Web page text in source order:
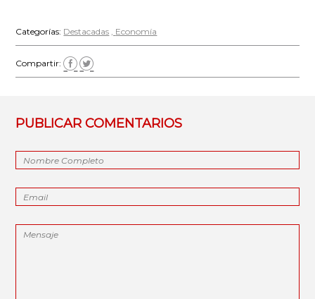
Categorías: Destacadas Economía
Compartir:
PUBLICAR COMENTARIOS